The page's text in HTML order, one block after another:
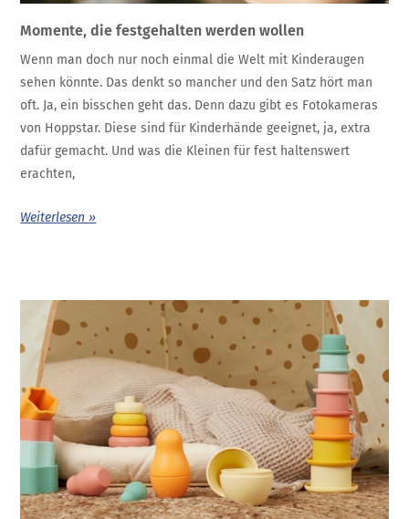
Momente, die festgehalten werden wollen
Wenn man doch nur noch einmal die Welt mit Kinderaugen
sehen könnte. Das denkt so mancher und den Satz hört man
oft. Ja, ein bisschen geht das. Denn dazu gibt es Fotokameras
von Hoppstar. Diese sind für Kinderhände geeignet, ja, extra
dafür gemacht. Und was die Kleinen für fest haltenswert
erachten,
Weiterlesen »